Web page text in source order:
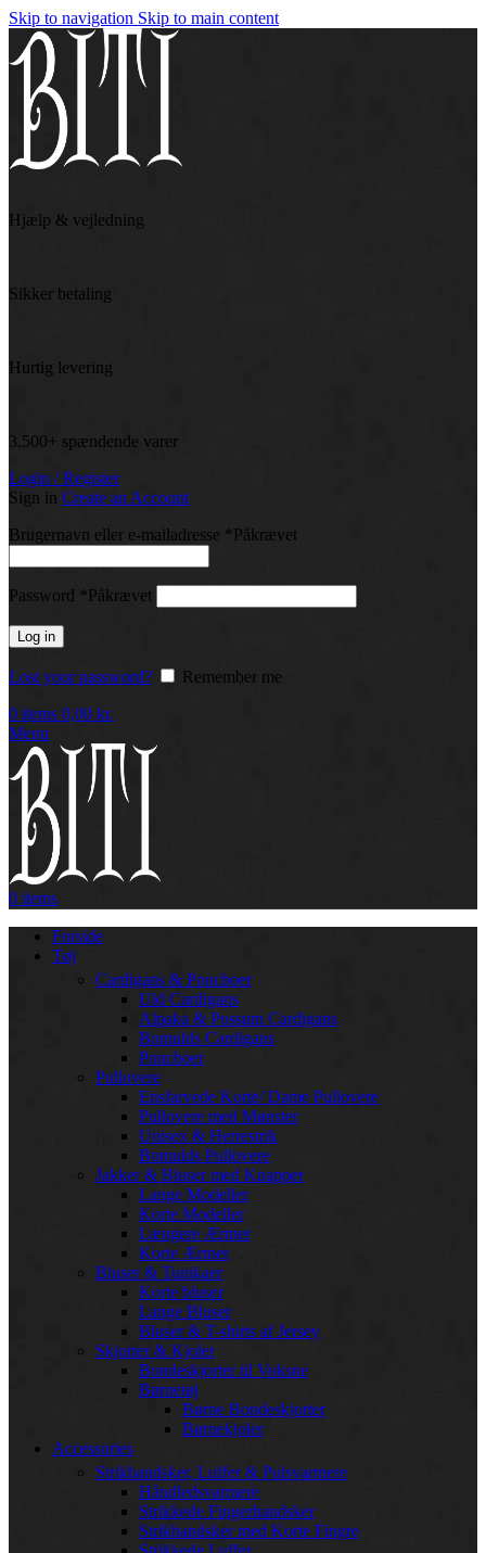
Skip to navigation Skip to main content
Hjælp & vejledning
Sikker betaling
Hurtig levering
3.500+ spændende varer
Login / Register
Sign in Create an Account
Brugernavn eller e-mailadresse * Påkrævet
Password * Påkrævet
Log in
Lost your password?
Remember me
0 items 0,00 kr.
Menu
0 items
Forside
Tøj
Cardigans & Ponchoer
Uld Cardigans
Alpaka & Possum Cardigans
Bomulds Cardigans
Ponchoer
Pullovere
Ensfarvede Korte/ Dame Pullovere
Pullovere med Mønster
Unisex & Herrestrik
Bomulds Pullovere
Jakker & Bluser med Knapper
Lange Modeller
Korte Modeller
Længere Ærmer
Korte Ærmer
Bluser & Tunikaer
Korte bluser
Lange Bluser
Bluser & T-shirts af Jersey
Skjorter & Kjoler
Bondeskjorter til Voksne
Børnetøj
Børne Bondeskjorter
Børnekjoler
Accessories
Strikhandsker, Luffer & Pulsvarmere
Håndledsvarmere
Strikkede Fingerhandsker
Strikhandsker med Korte Fingre